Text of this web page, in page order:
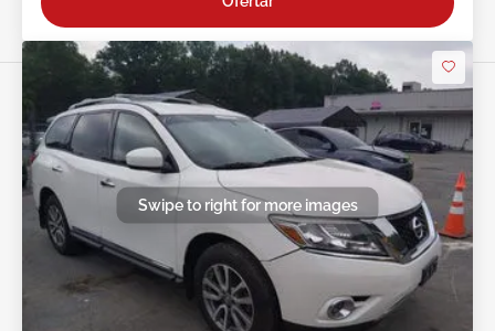
Swipe to right for more images